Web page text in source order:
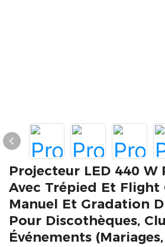
Projecteur LED 440 W
Avec Trépied Et Flight
Manuel Et Gradation
Pour Discothèques,
Événements